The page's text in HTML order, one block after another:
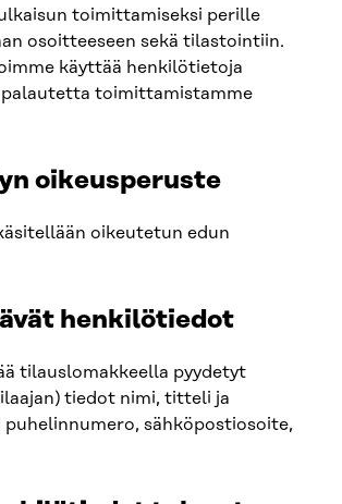
toimittamiseksi perille
osoitteeseen sekä tilastointiin.
käyttää henkilötietoja
palautetta toimittamistamme
oikeusperuste
oikeutetun edun
henkilötiedot
tilauslomakkeella pyydetyt
tiedot nimi, titteli ja
sähköpostiosoite,